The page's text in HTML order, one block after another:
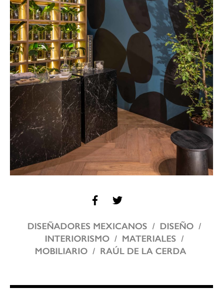
DISEÑADORES MEXICANOS
DISEÑO
INTERIORISMO
MATERIALES
MOBILIARIO
RAÚL DE LA CERDA